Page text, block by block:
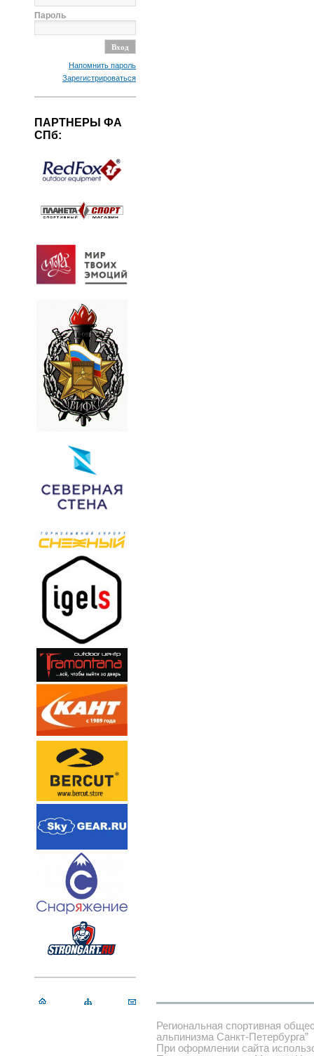
Пароль
Напомнить пароль
Зарегистрироваться
ПАРТНЕРЫ ФА
СПб:
Региональная спортивная
альпинизма Санкт-Петербурга”
При оформлении сайта